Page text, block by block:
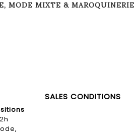
MODE MIXTE & MAROQUINERIE
SALES CONDITIONS